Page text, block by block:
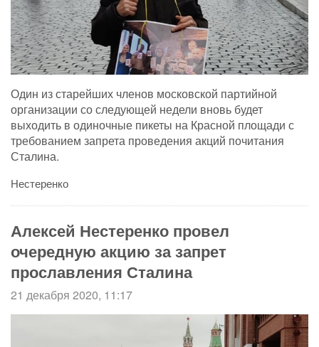
Один из старейших членов московской партийной
организации со следующей недели вновь будет
выходить в одиночные пикеты на Красной площади с
требованием запрета проведения акций почитания
Сталина.
Нестеренко
Алексей Нестеренко провел
очередную акцию за запрет
прославления Сталина
21 декабря 2020, 11:17